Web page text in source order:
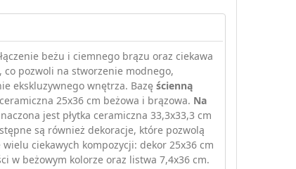
beżu i ciemnego brązu oraz ciekawa
co pozwoli na stworzenie modnego,
ekskluzywnego wnętrza. Bazę ścienną
25x36 cm beżowa i brązowa. Na
jest płytka ceramiczna 33,3x33,3 cm
są również dekoracje, które pozwolą
ciekawych kompozycji: dekor 25x36 cm
w beżowym kolorze oraz listwa 7,4x36 cm.